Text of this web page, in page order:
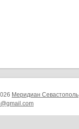
Меридиан Севастополь